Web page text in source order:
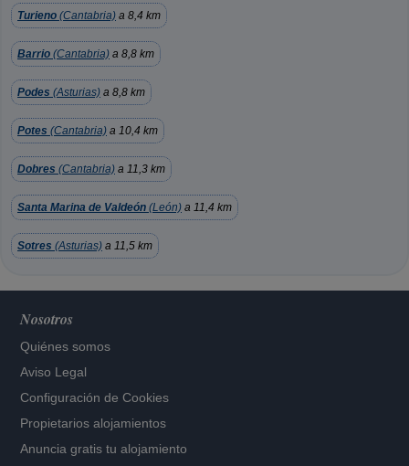
Turieno (Cantabria) a 8,4 km
Barrio (Cantabria) a 8,8 km
Podes (Asturias) a 8,8 km
Potes (Cantabria) a 10,4 km
Dobres (Cantabria) a 11,3 km
Santa Marina de Valdeón (León) a 11,4 km
Sotres (Asturias) a 11,5 km
Nosotros
Quiénes somos
Aviso Legal
Configuración de Cookies
Propietarios alojamientos
Anuncia gratis tu alojamiento